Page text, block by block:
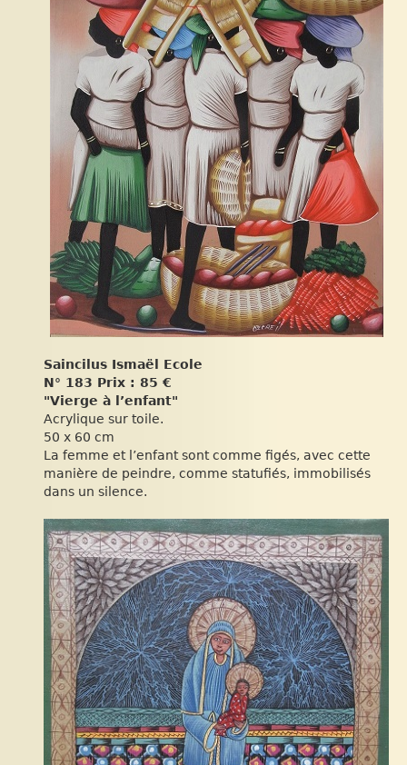
Saincilus Ismaël Ecole
N° 183 Prix : 85 €
"Vierge à l’enfant"
Acrylique sur toile.
50 x 60 cm
La femme et l’enfant sont comme figés, avec cette
manière de peindre, comme statufiés, immobilisés
dans un silence.